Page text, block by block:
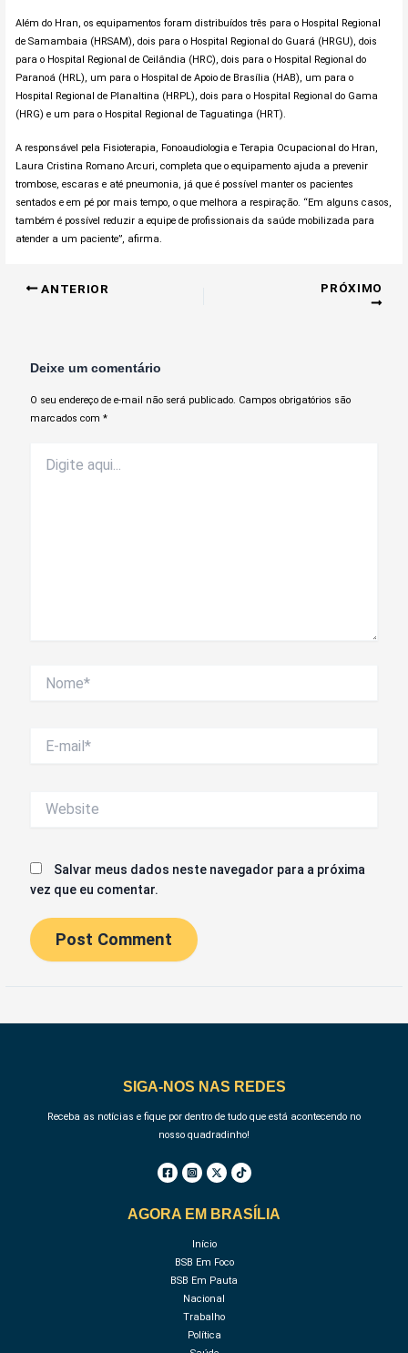
Além do Hran, os equipamentos foram distribuídos três para o Hospital Regional
de Samambaia (HRSAM), dois para o Hospital Regional do Guará (HRGU), dois
para o Hospital Regional de Ceilândia (HRC), dois para o Hospital Regional do
Paranoá (HRL), um para o Hospital de Apoio de Brasília (HAB), um para o
Hospital Regional de Planaltina (HRPL), dois para o Hospital Regional do Gama
(HRG) e um para o Hospital Regional de Taguatinga (HRT).
A responsável pela Fisioterapia, Fonoaudiologia e Terapia Ocupacional do Hran,
Laura Cristina Romano Arcuri, completa que o equipamento ajuda a prevenir
trombose, escaras e até pneumonia, já que é possível manter os pacientes
sentados e em pé por mais tempo, o que melhora a respiração. “Em alguns casos,
também é possível reduzir a equipe de profissionais da saúde mobilizada para
atender a um paciente”, afirma.
ANTERIOR PRÓXIMO
Deixe um comentário
O seu endereço de e-mail não será publicado. Campos obrigatórios são
marcados com*
aqui...
mail*
Salvar meus dados neste navegador para a próxima
vez que eu comentar.
SIGA-NOS NAS REDES
Receba as notícias e fique por dentro de tudo que está acontecendo no
nosso quadradinho!
AGORA EM BRASÍLIA
Início
BSB Em Foco
BSB Em Pauta
Nacional
Trabalho
Política